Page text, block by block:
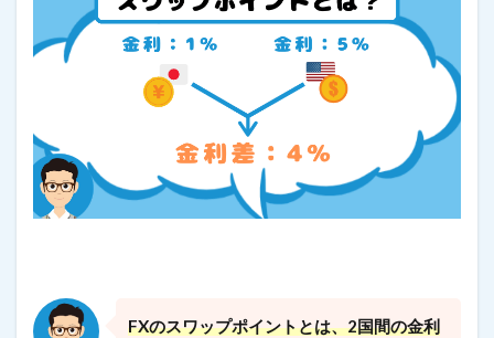
FXのスワップポイントとは、2国間の金利